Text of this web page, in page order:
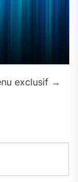
exclusif →